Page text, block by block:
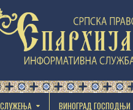
ВИНОГРАД ГОСПОДЊИ